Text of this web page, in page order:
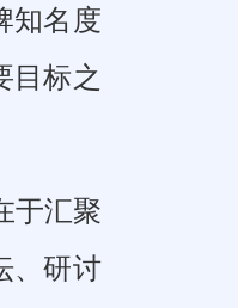
知名度
目标之
于汇聚
、研讨